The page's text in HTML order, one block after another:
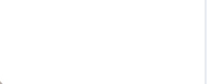
訳・申告書記載方法
なった理由です。国民は●●をしないとこの
てみた！ズボラ株投資